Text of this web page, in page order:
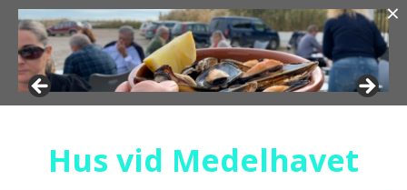
Hoppa
innehåll
Hus vid Medelhavet
×